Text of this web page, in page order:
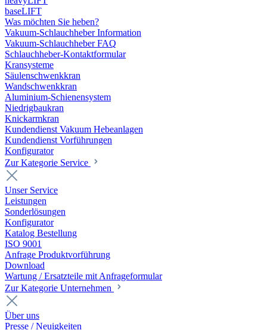
baseLIFT
Was möchten Sie heben?
Vakuum-Schlauchheber Information
Vakuum-Schlauchheber FAQ
Schlauchheber-Kontaktformular
Kransysteme
Säulenschwenkkran
Wandschwenkkran
Aluminium-Schienensystem
Niedrigbaukran
Knickarmkran
Kundendienst Vakuum Hebeanlagen
Kundendienst Vorführungen
Konfigurator
Zur Kategorie Service
Unser Service
Leistungen
Sonderlösungen
Konfigurator
Katalog Bestellung
ISO 9001
Anfrage Produktvorführung
Download
Wartung / Ersatzteile mit Anfrageformular
Zur Kategorie Unternehmen
Über uns
Presse / Neuigkeiten